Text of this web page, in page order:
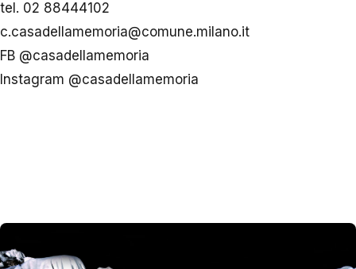
tel. 02 88444102
c.casadellamemoria@comune.milano.it
FB @casadellamemoria
Instagram @casadellamemoria